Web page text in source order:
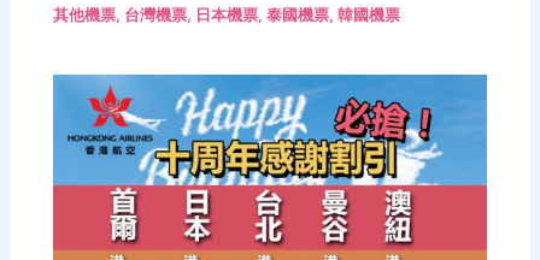
其他機票, 台灣機票, 日本機票,泰國機票,韓國機票